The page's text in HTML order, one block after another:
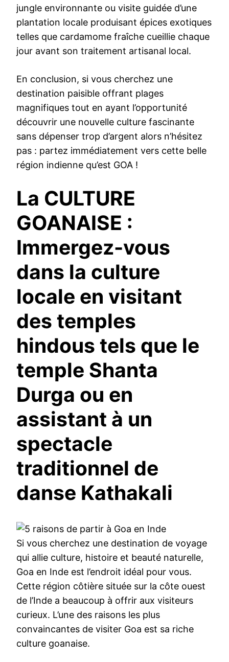
jungle environnante ou visite guidée d’une
plantation locale produisant épices exotiques
telles que cardamome fraîche cueillie chaque
jour avant son traitement artisanal local.
En conclusion, si vous cherchez une
destination paisible offrant plages
magnifiques tout en ayant l’opportunité
découvrir une nouvelle culture fascinante
sans dépenser trop d’argent alors n’hésitez
pas : partez immédiatement vers cette belle
région indienne qu’est GOA !
La CULTURE
GOANAISE :
Immergez-vous
dans la culture
locale en visitant
des temples
hindous tels que le
temple Shanta
Durga ou en
assistant à un
spectacle
traditionnel de
danse Kathakali
Si vous cherchez une destination de voyage
qui allie culture, histoire et beauté naturelle,
Goa en Inde est l’endroit idéal pour vous.
Cette région côtière située sur la côte ouest
de l’Inde a beaucoup à offrir aux visiteurs
curieux. L’une des raisons les plus
convaincantes de visiter Goa est sa riche
culture goanaise.